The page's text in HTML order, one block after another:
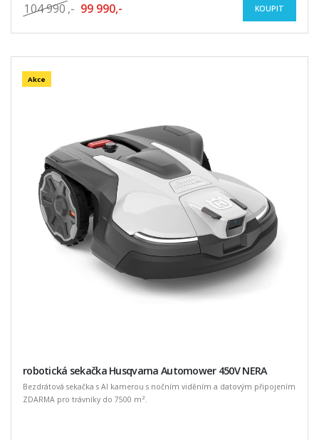
104 990 ,- 99 990,- KOUPIT
Akce
robotická sekačka Husqvarna Automower 450V NERA
Bezdrátová sekačka s AI kamerou s nočním viděním a datovým připojením
ZDARMA pro trávníky do 7500 m².